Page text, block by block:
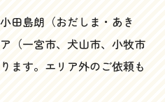
田島朗（おだしま・あき
（一宮市、犬山市、小牧市
ます。エリア外のご依頼も